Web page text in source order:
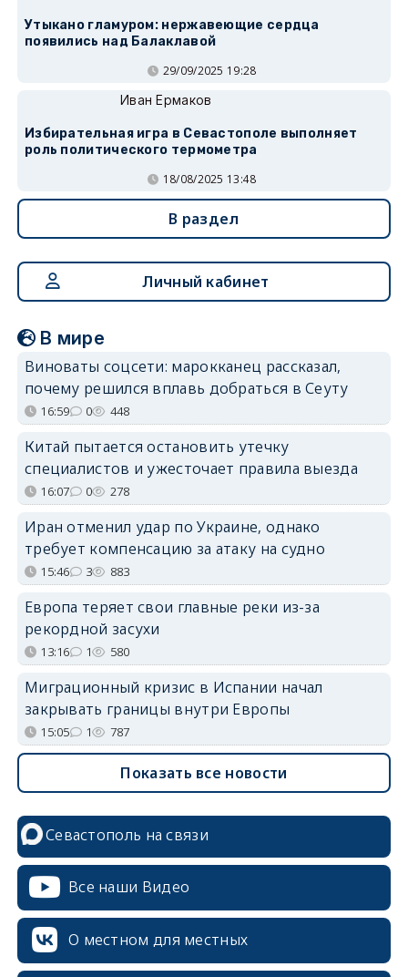
Утыкано гламуром: нержавеющие сердца
появились над Балаклавой
29/09/2025 19:28
Иван Ермаков
Избирательная игра в Севастополе выполняет
роль политического термометра
18/08/2025 13:48
В раздел
Личный кабинет
В мире
Виноваты соцсети: марокканец рассказал,
почему решился вплавь добраться в Сеуту
16:59 0 448
Китай пытается остановить утечку
специалистов и ужесточает правила выезда
16:07 0 278
Иран отменил удар по Украине, однако
требует компенсацию за атаку на судно
15:46 3 883
Европа теряет свои главные реки из-за
рекордной засухи
13:16 1 580
Миграционный кризис в Испании начал
закрывать границы внутри Европы
15:05 1 787
Показать все новости
Севастополь на связи
Все наши Видео
О местном для местных